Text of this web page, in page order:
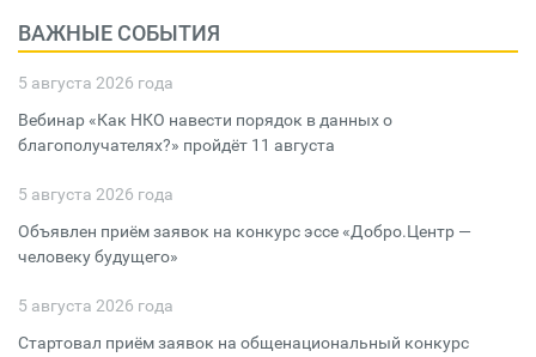
ВАЖНЫЕ СОБЫТИЯ
5 августа 2026 года
Вебинар «Как НКО навести порядок в данных о
благополучателях?» пройдёт 11 августа
5 августа 2026 года
Объявлен приём заявок на конкурс эссе «Добро.Центр —
человеку будущего»
5 августа 2026 года
Стартовал приём заявок на общенациональный конкурс